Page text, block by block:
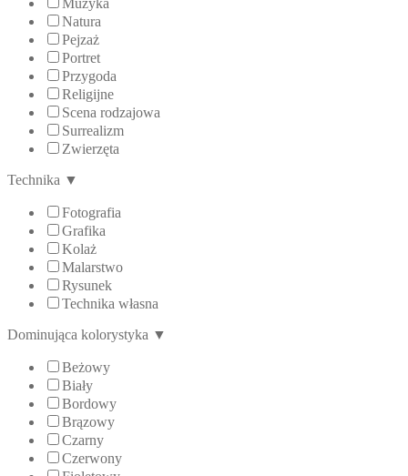
Muzyka
Natura
Pejzaż
Portret
Przygoda
Religijne
Scena rodzajowa
Surrealizm
Zwierzęta
Technika ▼
Fotografia
Grafika
Kolaż
Malarstwo
Rysunek
Technika własna
Dominująca kolorystyka ▼
Beżowy
Biały
Bordowy
Brązowy
Czarny
Czerwony